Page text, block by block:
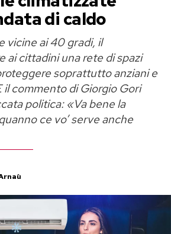
di caldo
vicine ai 40 gradi, il
ai cittadini una rete di spazi
soprattutto anziani e
il commento di Giorgio Gori
politica: «Va bene la
ce vo’ serve anche